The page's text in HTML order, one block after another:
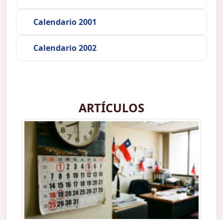
Calendario 2001
Calendario 2002
ARTÍCULOS